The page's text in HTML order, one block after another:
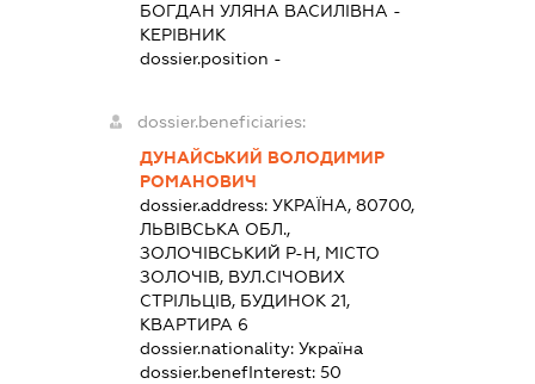
БОГДАН УЛЯНА ВАСИЛІВНА -
КЕРІВНИК
dossier.position -
dossier.beneficiaries:
ДУНАЙСЬКИЙ ВОЛОДИМИР
РОМАНОВИЧ
dossier.address:УКРАЇНА, 80700,
ЛЬВІВСЬКА ОБЛ.,
ЗОЛОЧІВСЬКИЙ Р-Н, МІСТО
ЗОЛОЧІВ, ВУЛ.СІЧОВИХ
СТРІЛЬЦІВ, БУДИНОК 21,
КВАРТИРА 6
dossier.nationality:Україна
dossier.benefInterest:50